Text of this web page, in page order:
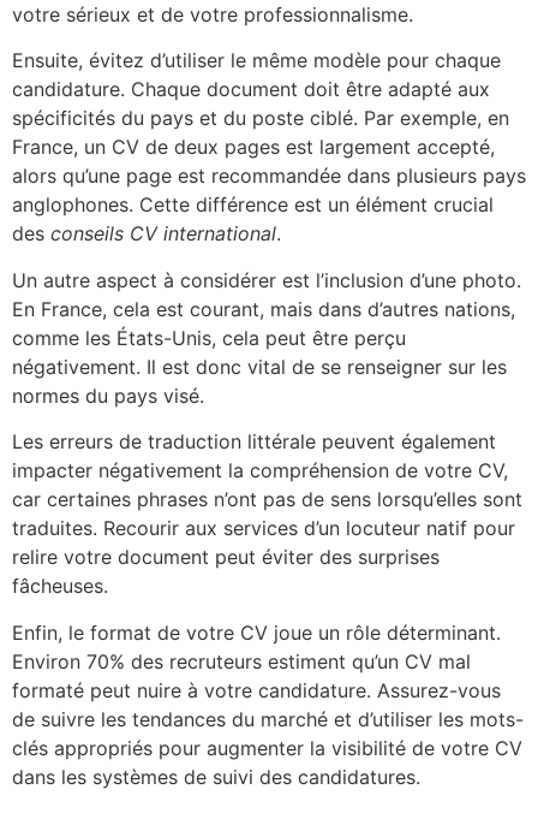
votre sérieux et de votre professionnalisme.
Ensuite, évitez d’utiliser le même modèle pour chaque
candidature. Chaque document doit être adapté aux
spécificités du pays et du poste ciblé. Par exemple, en
France, un CV de deux pages est largement accepté,
alors qu’une page est recommandée dans plusieurs pays
anglophones. Cette différence est un élément crucial
des conseils CV international.
Un autre aspect à considérer est l’inclusion d’une photo.
En France, cela est courant, mais dans d’autres nations,
comme les États-Unis, cela peut être perçu
négativement. Il est donc vital de se renseigner sur les
normes du pays visé.
Les erreurs de traduction littérale peuvent également
impacter négativement la compréhension de votre CV,
car certaines phrases n’ont pas de sens lorsqu’elles sont
traduites. Recourir aux services d’un locuteur natif pour
relire votre document peut éviter des surprises
fâcheuses.
Enfin, le format de votre CV joue un rôle déterminant.
Environ 70% des recruteurs estiment qu’un CV mal
formaté peut nuire à votre candidature. Assurez-vous
de suivre les tendances du marché et d’utiliser les mots-
clés appropriés pour augmenter la visibilité de votre CV
dans les systèmes de suivi des candidatures.